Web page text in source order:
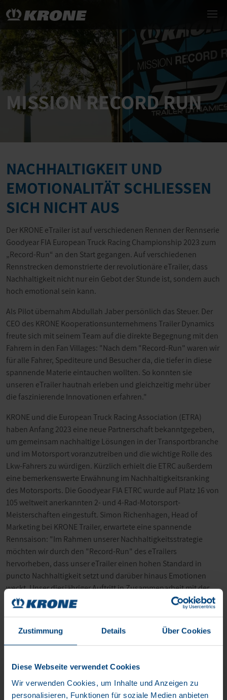
Zustimmung Details Über Cookies
Diese Webseite verwendet Cookies
Wir verwenden Cookies, um Inhalte und Anzeigen zu
personalisieren, Funktionen für soziale Medien anbieten
MISSION RECORD RUN
NACHHALTIGKEIT UND
EMOTIONALITÄT SCHLIESSEN
SICH NICHT AUS
Der KRONE eTrailer ist auf verschiedenen Rennen der Rennserie
Goodyear FIA European Truck Racing Championship 2023 zum
„Record-Run“ an den Start gegangen. Auf verschiedenen
Rennstrecken demonstrierte der revolutionäre eTrailer, dass
Nachhaltigkeit nicht nur ein Gebot der Stunde ist, sondern auch
hoch emotional sein kann.
Als Pilot übernahm Abdullah Jaber persönlich das Steuer. Der
CEO des KRONE Kooperationsunternehmens Trailer Dynamics
freute sich mit seinem Team auf die direkte Begegnung mit den
Fahrern in den Fan Villages: "Nach dem "Record-Run" waren wir
für alle Fahrer, Spediteure und Besucher da, die tiefer in diese
spannende Materie eintauchen wollten. So konnten sie
unseren eTrailer hautnah erleben und gleichzeitig mehr über
die faszinierende Innovationen erfahren."
KRONE und die European Truck Racing Association (ETRA)
haben Anfang 2023 eine neue Partnerschaft bekanntgegeben,
um gemeinsam nachhaltige Lösungen in der Transportbranche
und im Motorsport voranzutreiben und die wichtige Rolle des
Lkw-Fahrers zu würdigen. Kürzlich erhielt die ETRC außerdem
eine bemerkenswerte Erwähnung im Nachhaltigkeitsranking
des Motorsports. Die Goodyear FIA ETRC wurde auf Platz 16 von
105 weltweit anerkannten 2- und 4-Rad-Motorsport-
Meisterschaften eingestuft. Simon Richenhagen, Head of
Marketing bei KRONE Trailer, erwartete eine spannende
Rennsaison: "Im Rahmen unserer Nachhaltigkeitsstrategie
möchten wir durch den "Record-Run" des eTrailers
hervorheben, dass unser eTrailer einen hohen Standard in
puncto Nachhaltigkeit setzt und darüber hinaus Emotionen
weckt. Unser diesjähriger Auftritt in Zusammenarbeit mit der
ETRA wird dies unter Beweis stellen."
KRONE ETRAILER